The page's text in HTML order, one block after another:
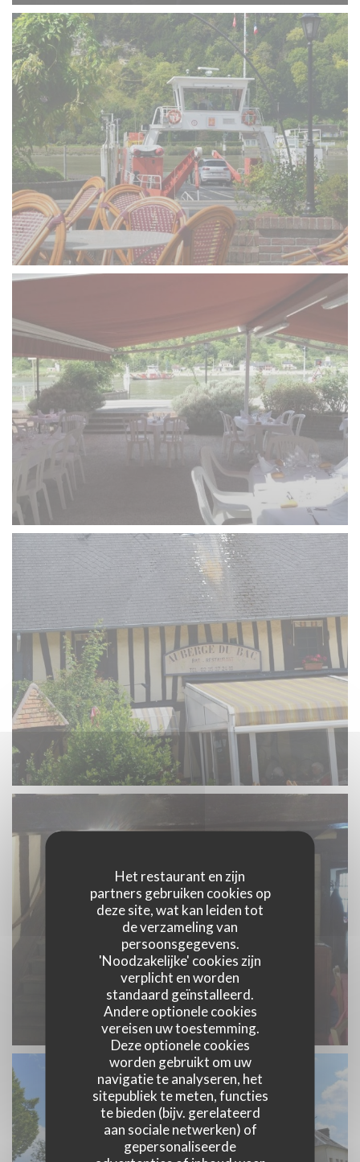
Het restaurant en zijn
partners gebruiken cookies op
deze site, wat kan leiden tot
de verzameling van
persoonsgegevens.
'Noodzakelijke' cookies zijn
verplicht en worden
standaard geïnstalleerd.
Andere optionele cookies
vereisen uw toestemming.
Deze optionele cookies
worden gebruikt om uw
navigatie te analyseren, het
sitepubliek te meten, functies
te bieden (bijv. gerelateerd
aan sociale netwerken) of
gepersonaliseerde